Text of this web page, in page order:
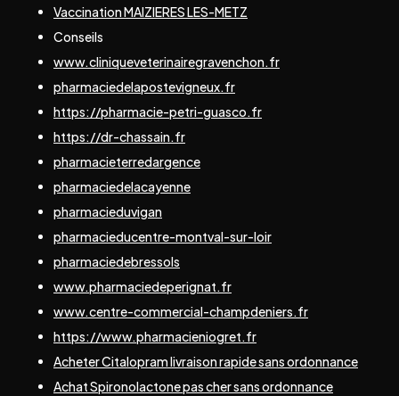
Vaccination MAIZIERES LES-METZ
Conseils
www.cliniqueveterinairegravenchon.fr
pharmaciedelapostevigneux.fr
https://pharmacie-petri-guasco.fr
https://dr-chassain.fr
pharmacieterredargence
pharmaciedelacayenne
pharmacieduvigan
pharmacieducentre-montval-sur-loir
pharmaciedebressols
www.pharmaciedeperignat.fr
www.centre-commercial-champdeniers.fr
https://www.pharmacieniogret.fr
Acheter Citalopram livraison rapide sans ordonnance
Achat Spironolactone pas cher sans ordonnance